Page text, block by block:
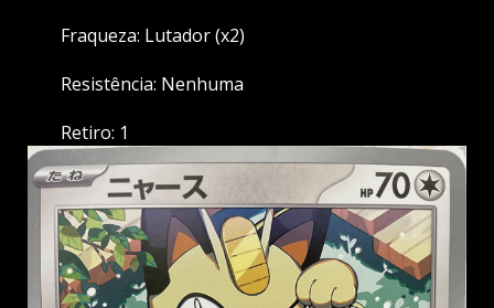
Fraqueza: Lutador (x2)
Resistência: Nenhuma
Retiro: 1